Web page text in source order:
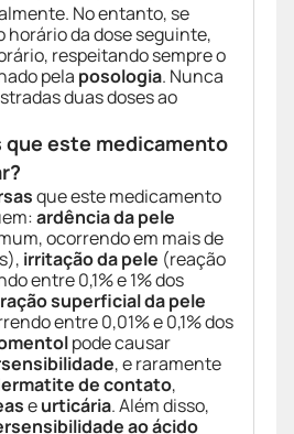
No entanto, se
horário da dose seguinte,
respeitando sempre o
pela posologia. Nunca
duas doses ao
que este medicamento
que este medicamento
ardência da pele
ocorrendo em mais de
irritação da pele (reação
entre 0,1% e 1% dos
superficial da pele
entre 0,01% e 0,1% dos
pode causar
, e raramente
de contato,
eurticária. Além disso,
ao ácido